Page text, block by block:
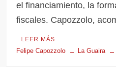
el financiamiento, la
fiscales. Capozzolo,
LEER MÁS
Felipe Capozzolo La Guaira